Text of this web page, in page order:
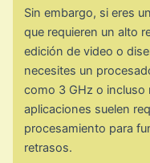
Sin embargo, si eres
que requieren un alto
edición de video o
necesites un
como 3 GHz o incluso
aplicaciones suelen
procesamiento para
retrasos.